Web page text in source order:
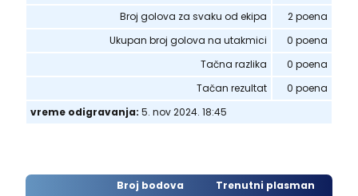
Broj golova za svaku od ekipa
2 poena
Ukupan broj golova na utakmici
0 poena
Tačna razlika
0 poena
Tačan rezultat
0 poena
vreme odigravanja: 5. nov 2024. 18:45
Broj bodova
Trenutni plasman